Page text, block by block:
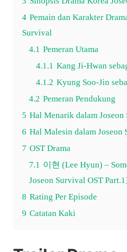
4 Pemain dan Karakter
Survival
4.1 Pemeran Utama
4.1.1 Kang Ji-Hwan
4.1.2 Kyung Soo-Jin
4.2 Pemeran Pendukung
5 Hal Menarik dalam
6 Hal Malesin dalam Joseon
7 OST Drama
7.1 이현 (Lee Hyun) –
Joseon Survival OST
8 Rating Per Episode
9 Catatan Kaki